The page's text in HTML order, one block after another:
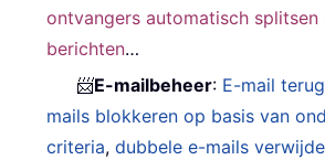
ontvangers automatisch
berichten…
📨E-mailbeheer: E-mail
mails blokkeren op basis van
criteria,dubbele e-mails